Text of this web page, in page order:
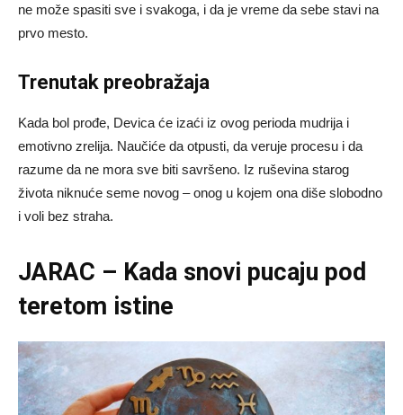
ne može spasiti sve i svakoga, i da je vreme da sebe stavi na
prvo mesto.
Trenutak preobražaja
Kada bol prođe, Devica će izaći iz ovog perioda mudrija i
emotivno zrelija. Naučiće da otpusti, da veruje procesu i da
razume da ne mora sve biti savršeno. Iz ruševina starog
života niknuće seme novog – onog u kojem ona diše slobodno
i voli bez straha.
JARAC – Kada snovi pucaju pod
teretom istine